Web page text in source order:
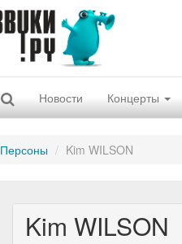
Новости Концерты
Персоны Kim WILSON
Kim WILSON